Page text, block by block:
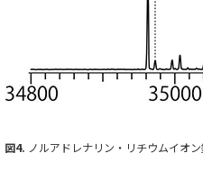
図4. ノルアドレナリン・リチウムイオ